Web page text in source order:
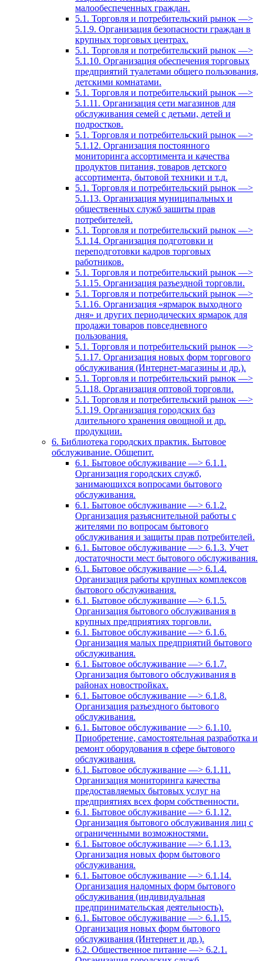
малообеспеченных граждан.
5.1. Торговля и потребительский рынок —>
5.1.9. Организация безопасности граждан в
крупных торговых центрах.
5.1. Торговля и потребительский рынок —>
5.1.10. Организация обеспечения торговых
предприятий туалетами общего пользования,
детскими комнатами.
5.1. Торговля и потребительский рынок —>
5.1.11. Организация сети магазинов для
обслуживания семей с детьми, детей и
подростков.
5.1. Торговля и потребительский рынок —>
5.1.12. Организация постоянного
мониторинга ассортимента и качества
продуктов питания, товаров детского
ассортимента, бытовой техники и т.д.
5.1. Торговля и потребительский рынок —>
5.1.13. Организация муниципальных и
общественных служб зашиты прав
потребителей.
5.1. Торговля и потребительский рынок —>
5.1.14. Организация подготовки и
переподготовки кадров торговых
работников.
5.1. Торговля и потребительский рынок —>
5.1.15. Организация разъездной торговли.
5.1. Торговля и потребительский рынок —>
5.1.16. Организация «ярмарок выходного
дня» и других периодических ярмарок для
продажи товаров повседневного
пользования.
5.1. Торговля и потребительский рынок —>
5.1.17. Организация новых форм торгового
обслуживания (Интернет-магазины и др.).
5.1. Торговля и потребительский рынок —>
5.1.18. Организация оптовой торговли.
5.1. Торговля и потребительский рынок —>
5.1.19. Организация городских баз
длительного хранения овощной и др.
продукции.
6. Библиотека городских практик. Бытовое
обслуживание. Общепит.
6.1. Бытовое обслуживание —> 6.1.1.
Организация городских служб,
занимающихся вопросами бытового
обслуживания.
6.1. Бытовое обслуживание —> 6.1.2.
Организация разъяснительной работы с
жителями по вопросам бытового
обслуживания и защиты прав потребителей.
6.1. Бытовое обслуживание —> 6.1.3. Учет
достаточности мест бытового обслуживания.
6.1. Бытовое обслуживание —> 6.1.4.
Организация работы крупных комплексов
бытового обслуживания.
6.1. Бытовое обслуживание —> 6.1.5.
Организация бытового обслуживания в
крупных предприятиях торговли.
6.1. Бытовое обслуживание —> 6.1.6.
Организация малых предприятий бытового
обслуживания.
6.1. Бытовое обслуживание —> 6.1.7.
Организация бытового обслуживания в
районах новостройках.
6.1. Бытовое обслуживание —> 6.1.8.
Организация разъездного бытового
обслуживания.
6.1. Бытовое обслуживание —> 6.1.10.
Приобретение, самостоятельная разработка и
ремонт оборудования в сфере бытового
обслуживания.
6.1. Бытовое обслуживание —> 6.1.11.
Организация мониторинга качества
предоставляемых бытовых услуг на
предприятиях всех форм собственности.
6.1. Бытовое обслуживание —> 6.1.12.
Организация бытового обслуживания лиц с
ограниченными возможностями.
6.1. Бытовое обслуживание —> 6.1.13.
Организация новых форм бытового
обслуживания.
6.1. Бытовое обслуживание —> 6.1.14.
Организация надомных форм бытового
обслуживания (индивидуальная
предпринимательская деятельность).
6.1. Бытовое обслуживание —> 6.1.15.
Организация новых форм бытового
обслуживания (Интернет и др.).
6.2. Общественное питание —> 6.2.1.